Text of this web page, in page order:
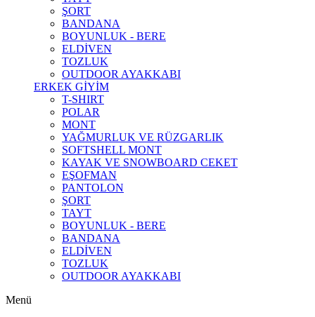
ŞORT
BANDANA
BOYUNLUK - BERE
ELDİVEN
TOZLUK
OUTDOOR AYAKKABI
ERKEK GİYİM
T-SHIRT
POLAR
MONT
YAĞMURLUK VE RÜZGARLIK
SOFTSHELL MONT
KAYAK VE SNOWBOARD CEKET
EŞOFMAN
PANTOLON
ŞORT
TAYT
BOYUNLUK - BERE
BANDANA
ELDİVEN
TOZLUK
OUTDOOR AYAKKABI
Menü